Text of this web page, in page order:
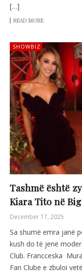
[…]
READ MORE
SHOWBIZ
Tashmë është
Kiara Tito në
December 17, 2025
Sa shumë emra janë
kush do të jenë
Club. Francceska
Fan Clube e zbuloi